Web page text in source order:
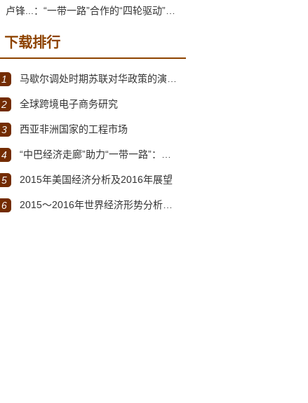
下载排行
1 马歇尔调处时期苏联对华政策的演变（1945年12月～1947年1月）
2 全球跨境电子商务研究
3 西亚非洲国家的工程市场
4 “中巴经济走廊”助力“一带一路”：机遇与挑战
5 2015年美国经济分析及2016年展望
6 2015～2016年世界经济形势分析与展望